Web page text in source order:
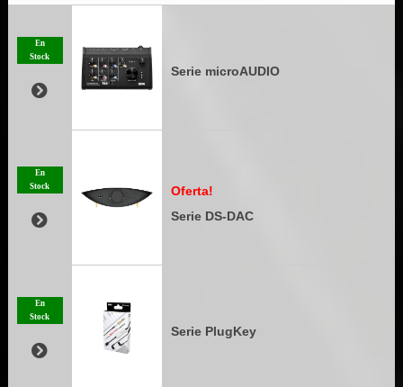
En
Stock
Serie microAUDIO
En
Stock
Oferta!
Serie DS-DAC
En
Stock
Serie PlugKey